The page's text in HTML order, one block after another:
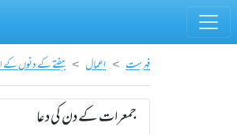
فہرست اعمال ہفتے کے دنوں کے
جمعرات کے دن کی دعا